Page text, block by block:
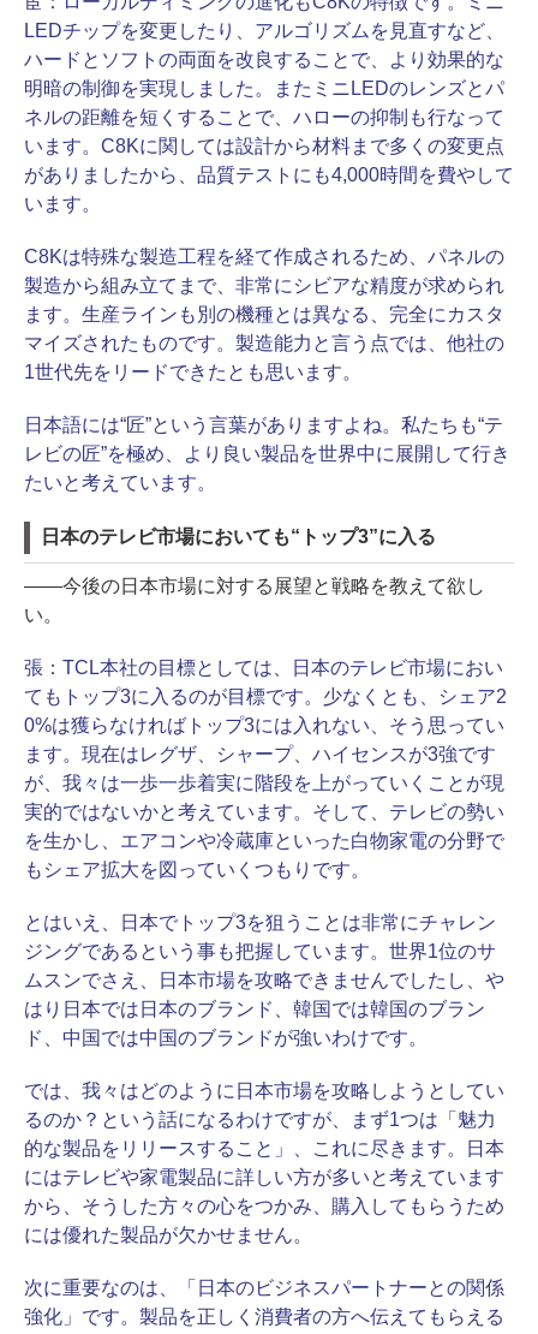
LEDチップを変更したり、アルゴリズムを見直すなど、
ハードとソフトの両面を改良することで、より効果的な
明暗の制御を実現しました。またミニLEDのレンズとパ
ネルの距離を短くすることで、ハローの抑制も行なって
います。C8Kに関しては設計から材料まで多くの変更点
がありましたから、品質テストにも4,000時間を費やして
います。
C8Kは特殊な製造工程を経て作成されるため、パネルの
製造から組み立てまで、非常にシビアな精度が求められ
ます。生産ラインも別の機種とは異なる、完全にカスタ
マイズされたものです。製造能力と言う点では、他社の
1世代先をリードできたとも思います。
日本語には“匠”という言葉がありますよね。私たちも“テ
レビの匠”を極め、より良い製品を世界中に展開して行き
たいと考えています。
日本のテレビ市場においても“トップ3”に入る
――今後の日本市場に対する展望と戦略を教えて欲し
い。
張： TCL本社の目標としては、日本のテレビ市場におい
てもトップ3に入るのが目標です。少なくとも、シェア2
0%は獲らなければトップ3には入れない、そう思ってい
ます。現在はレグザ、シャープ、ハイセンスが3強です
が、我々は一歩一歩着実に階段を上がっていくことが現
実的ではないかと考えています。そして、テレビの勢い
を生かし、エアコンや冷蔵庫といった白物家電の分野で
もシェア拡大を図っていくつもりです。
とはいえ、日本でトップ3を狙うことは非常にチャレン
ジングであるという事も把握しています。世界1位のサ
ムスンでさえ、日本市場を攻略できませんでしたし、や
はり日本では日本のブランド、韓国では韓国のブラン
ド、中国では中国のブランドが強いわけです。
では、我々はどのように日本市場を攻略しようとしてい
るのか？という話になるわけですが、まず1つは「魅力
的な製品をリリースすること」、これに尽きます。日本
にはテレビや家電製品に詳しい方が多いと考えています
から、そうした方々の心をつかみ、購入してもらうため
には優れた製品が欠かせません。
次に重要なのは、「日本のビジネスパートナーとの関係
強化」です。製品を正しく消費者の方へ伝えてもらえる